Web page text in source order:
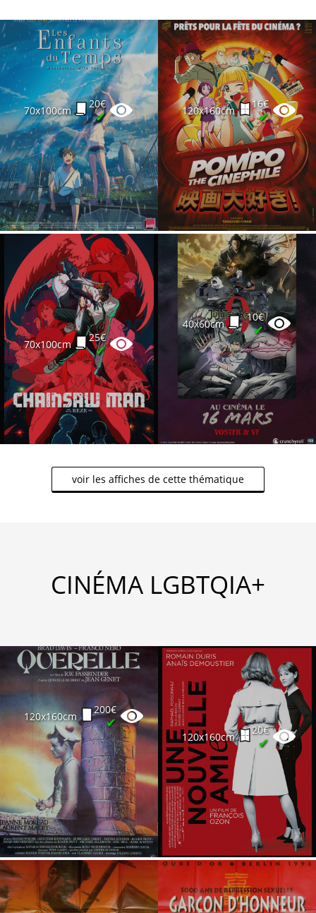
70x100cm
20€
✔ 120x160cm
16€
✔
70x100cm
25€
✔
40x60cm
10€
✔
voir les affiches de cette thématique
CINÉMA LGBTQIA+
120x160cm
200€
✔
120x160cm
20€
✔